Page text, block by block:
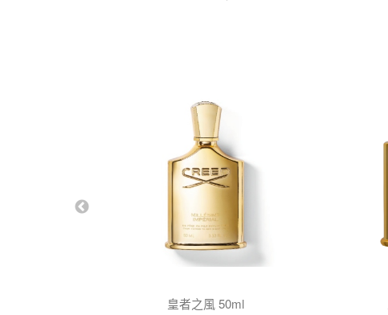
皇者之風 50ml